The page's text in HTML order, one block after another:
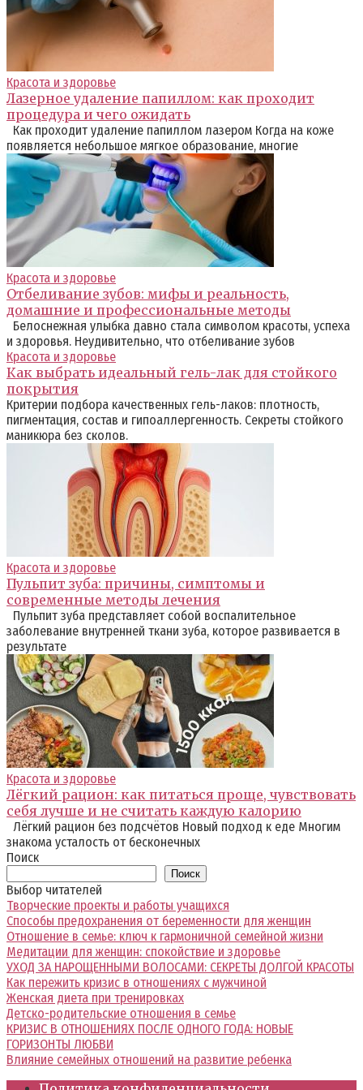
Красота и здоровье
Лазерное удаление папиллом: как проходит
процедура и чего ожидать
Как проходит удаление папиллом лазером Когда на коже
появляется небольшое мягкое образование, многие
Красота и здоровье
Отбеливание зубов: мифы и реальность,
домашние и профессиональные методы
Белоснежная улыбка давно стала символом красоты, успеха
и здоровья. Неудивительно, что отбеливание зубов
Красота и здоровье
Как выбрать идеальный гель-лак для стойкого
покрытия
Критерии подбора качественных гель-лаков: плотность,
пигментация, состав и гипоаллергенность. Секреты стойкого
маникюра без сколов.
Красота и здоровье
Пульпит зуба: причины, симптомы и
современные методы лечения
Пульпит зуба представляет собой воспалительное
заболевание внутренней ткани зуба, которое развивается в
результате
Красота и здоровье
Лёгкий рацион: как питаться проще, чувствовать
себя лучше и не считать каждую калорию
Лёгкий рацион без подсчётов Новый подход к еде Многим
знакома усталость от бесконечных
Поиск
Поиск
Выбор читателей
Творческие проекты и работы учащихся
Способы предохранения от беременности для женщин
Отношение в семье: ключ к гармоничной семейной жизни
Медитации для женщин: спокойствие и здоровье
УХОД ЗА НАРОЩЕННЫМИ ВОЛОСАМИ: СЕКРЕТЫ ДОЛГОЙ КРАСОТЫ
Как пережить кризис в отношениях с мужчиной
Женская диета при тренировках
Детско-родительские отношения в семье
КРИЗИС В ОТНОШЕНИЯХ ПОСЛЕ ОДНОГО ГОДА: НОВЫЕ
ГОРИЗОНТЫ ЛЮБВИ
Влияние семейных отношений на развитие ребенка